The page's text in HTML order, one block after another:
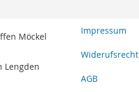
Möckel
Lengden
Impressum
Widerufsrecht
AGB